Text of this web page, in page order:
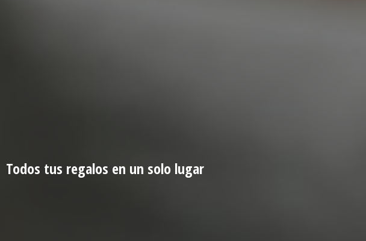
Todos tus regalos en un solo lugar